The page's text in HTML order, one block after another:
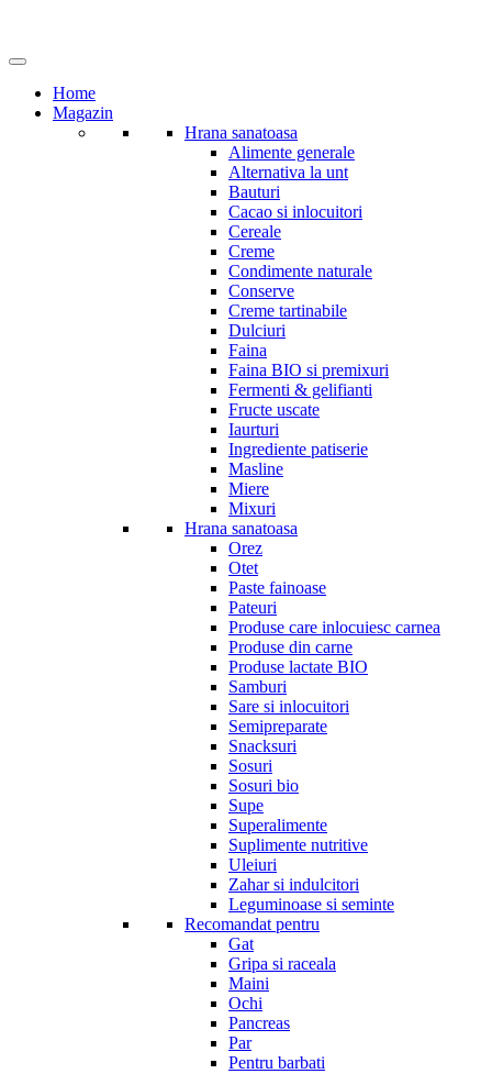
Home
Magazin
Hrana sanatoasa
Alimente generale
Alternativa la unt
Bauturi
Cacao si inlocuitori
Cereale
Creme
Condimente naturale
Conserve
Creme tartinabile
Dulciuri
Faina
Faina BIO si premixuri
Fermenti & gelifianti
Fructe uscate
Iaurturi
Ingrediente patiserie
Masline
Miere
Mixuri
Hrana sanatoasa
Orez
Otet
Paste fainoase
Pateuri
Produse care inlocuiesc carnea
Produse din carne
Produse lactate BIO
Samburi
Sare si inlocuitori
Semipreparate
Snacksuri
Sosuri
Sosuri bio
Supe
Superalimente
Suplimente nutritive
Uleiuri
Zahar si indulcitori
Leguminoase si seminte
Recomandat pentru
Gat
Gripa si raceala
Maini
Ochi
Pancreas
Par
Pentru barbati